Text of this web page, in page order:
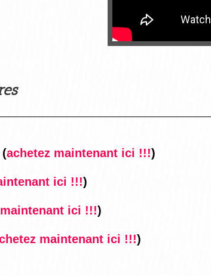
(achetez maintenant ici !!!)
ici !!!)
ici !!!)
maintenant ici !!!)